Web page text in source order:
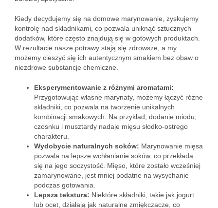
Kiedy decydujemy się na domowe marynowanie, zyskujemy
kontrolę nad składnikami, co pozwala uniknąć sztucznych
dodatków, które często znajdują się w gotowych produktach.
W rezultacie nasze potrawy stają się zdrowsze, a my
możemy cieszyć się ich autentycznym smakiem bez obaw o
niezdrowe substancje chemiczne.
Eksperymentowanie z różnymi aromatami:
Przygotowując własne marynaty, możemy łączyć różne
składniki, co pozwala na tworzenie unikalnych
kombinacji smakowych. Na przykład, dodanie miodu,
czosnku i musztardy nadaje mięsu słodko-ostrego
charakteru.
Wydobycie naturalnych soków: Marynowanie mięsa
pozwala na lepsze wchłanianie soków, co przekłada
się na jego soczystość. Mięso, które zostało wcześniej
zamarynowane, jest mniej podatne na wysychanie
podczas gotowania.
Lepsza tekstura: Niektóre składniki, takie jak jogurt
lub ocet, działają jak naturalne zmiękczacze, co